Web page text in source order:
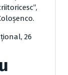
26